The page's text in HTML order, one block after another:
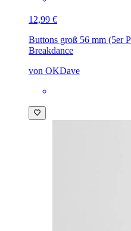
12,99 €
Buttons groß 56 mm (5er
Breakdance
von OKDave